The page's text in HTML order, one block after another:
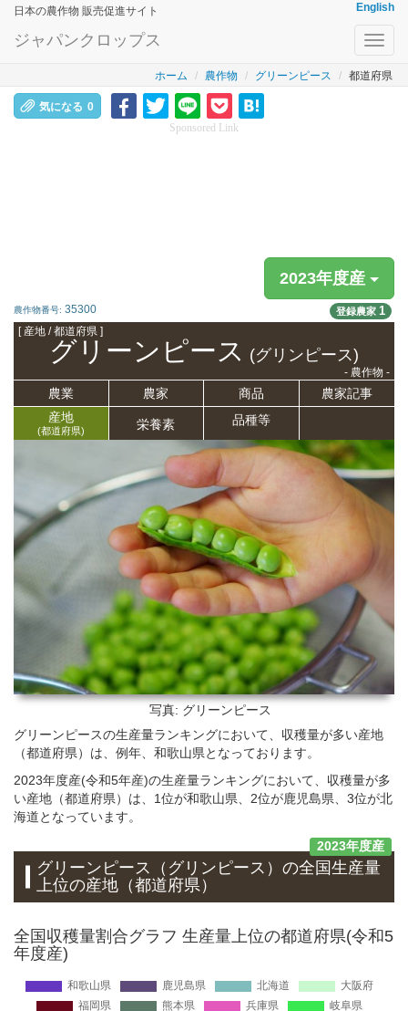
日本の農作物 販売促進サイト English
ジャパンクロップス
ホーム 農作物 グリーンピース 都道府県
気になる 0
Sponsored Link
2023年度産
農作物番号: 35300 登録農家 1
[ 産地 / 都道府県 ]
グリーンピース (グリンピース)
- 農作物 -
農業 農家 商品
農家記事
産地
(都道府県) 栄養素 品種等
写真: グリーンピース
グリーンピースの生産量ランキングにおいて、収穫量が多い産地
（都道府県）は、例年、和歌山県となっております。
2023年度産(令和5年産)の生産量ランキングにおいて、収穫量が多
い産地（都道府県）は、1位が和歌山県、2位が鹿児島県、3位が北
海道となっています。
2023年度産
グリーンピース（グリンピース）の全国生産量
上位の産地 （都道府県）
全国収穫量割合グラフ 生産量上位の都道府県(令和5
年度産)